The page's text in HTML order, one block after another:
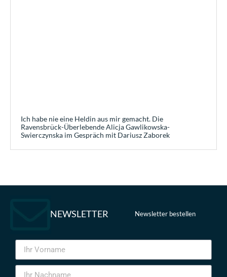
Ich habe nie eine Heldin aus mir gemacht. Die
Ravensbrück-Überlebende Alicja Gawlikowska-
Swierczynska im Gespräch mit Dariusz Zaborek
NEWSLETTER Newsletter bestellen